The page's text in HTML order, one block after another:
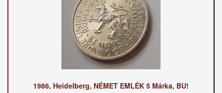
1986, Heidelberg, NÉMET EMLÉK 5 Márka, BU!